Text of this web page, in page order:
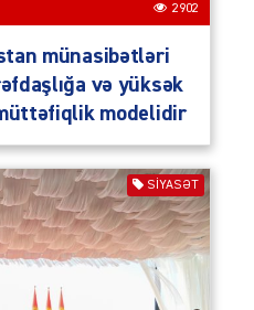
2902
münasibətləri
və yüksək
modelidir
SIYASƏT